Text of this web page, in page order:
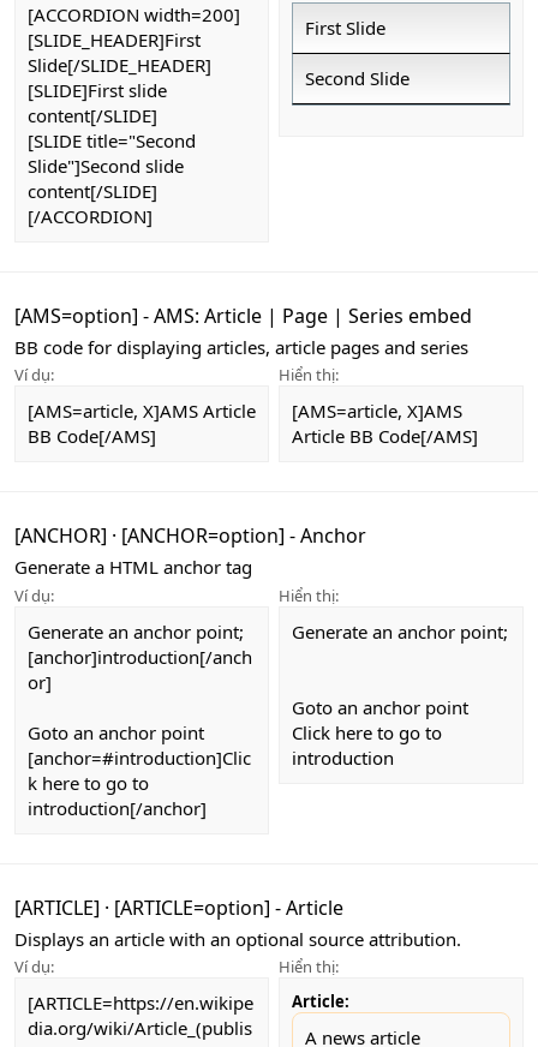
[ACCORDION width=200]
[SLIDE_HEADER]First
Slide[/SLIDE_HEADER]
[SLIDE]First slide
content[/SLIDE]
[SLIDE title="Second
Slide"]Second slide
content[/SLIDE]
[/ACCORDION]
First Slide
Second Slide
[AMS=option] - AMS: Article | Page | Series embed
BB code for displaying articles, article pages and series
Ví dụ:
[AMS=article, X]AMS Article
BB Code[/AMS]
Hiển thị:
[AMS=article, X]AMS
Article BB Code[/AMS]
[ANCHOR] · [ANCHOR=option] - Anchor
Generate a HTML anchor tag
Ví dụ:
Generate an anchor point;
[anchor]introduction[/anch
or]
Goto an anchor point
[anchor=#introduction]Clic
k here to go to
introduction[/anchor]
Hiển thị:
Generate an anchor point;
Goto an anchor point
Click here to go to
introduction
[ARTICLE] · [ARTICLE=option] - Article
Displays an article with an optional source attribution.
Ví dụ:
[ARTICLE=https://en.wikipe
dia.org/wiki/Article_(publis
Hiển thị:
Article:
A news article